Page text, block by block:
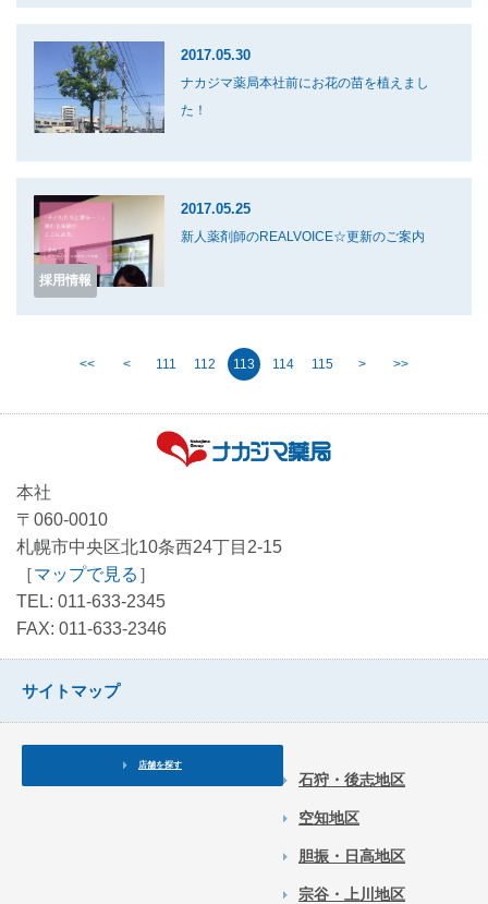
2017.05.30
ナカジマ薬局本社前にお花の苗を植えまし
た！
2017.05.25
新人薬剤師のREALVOICE☆更新のご案内
採用情報
<< < 111 112 113 114 115 > >>
本社
〒060-0010
札幌市中央区北10条西24丁目2-15
［マップで見る ］
TEL: 011-633-2345
FAX: 011-633-2346
サイトマップ
店舗を探す
石狩・後志地区
空知地区
胆振・日高地区
宗谷・上川地区